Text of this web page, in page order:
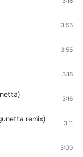
3:55
3:55
3:16
3:16
remix) 3:11
3:09